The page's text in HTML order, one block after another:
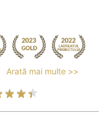
Arată mai multe >>